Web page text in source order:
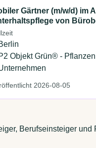
Gärtner (m/w/d) im
von
Objekt Grün® -
2026-08-05
Berufseinsteiger